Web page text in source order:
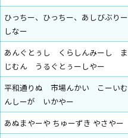
ひっちー、ひっちー、あしびぶりー
しなー
あんぐとぅし くらしんみーし ま
じむん うるぐとぅーしやー
平和通りぬ 市場んかい こーいむ
んしーが いかやー
あぬまやーや ちゅーずき やさやー